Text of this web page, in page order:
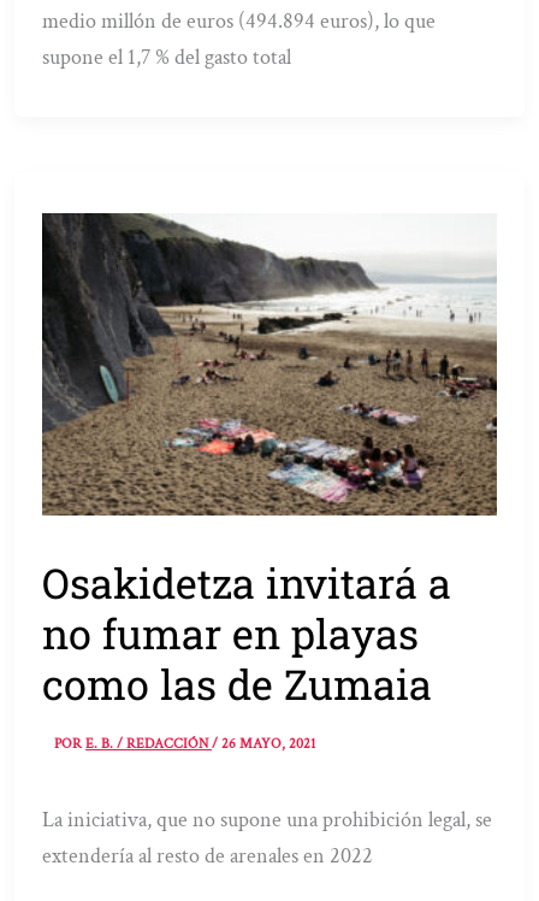
medio millón de euros (494.894 euros), lo que
supone el 1,7 % del gasto total
Osakidetza invitará a
no fumar en playas
como las de Zumaia
PORE. B. / REDACCIÓN/26 MAYO, 2021
La iniciativa, que no supone una prohibición legal, se
extendería al resto de arenales en 2022